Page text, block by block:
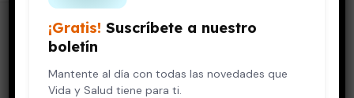
¡Gratis! Suscríbete a nuestro
boletín
Mantente al día con todas las novedades que
Vida y Salud tiene para ti.